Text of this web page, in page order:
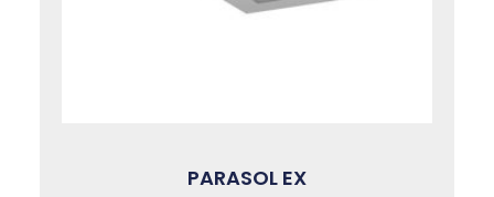
PARASOL EX